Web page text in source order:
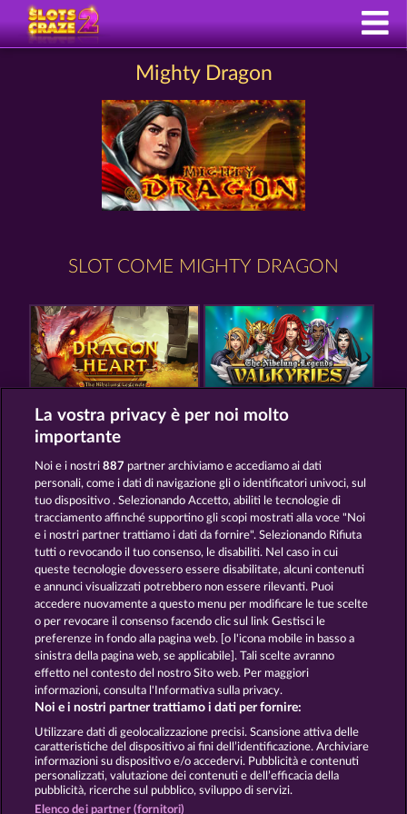
Mighty Dragon
SLOT COME MIGHTY DRAGON
DRAGONHEART THE NIBELUNG LEGENDS
PHANTOMS MIRROR MYSTIC FORCE
Termini e condizioni
Informativa sulla privacy Note legali
Società FAQ Facebook
Invia richiesta di recesso
La vostra privacy è per noi molto
importante
Noi e i nostri887 partner archiviamo e accediamo ai dati
personali, come i dati di navigazione gli o identificatori univoci, sul
tuo dispositivo . Selezionando Accetto, abiliti le tecnologie di
tracciamento affinché supportino gli scopi mostrati alla voce "Noi
e i nostri partner trattiamo i dati da fornire". Selezionando Rifiuta
tutti o revocando il tuo consenso, le disabiliti. Nel caso in cui
queste tecnologie dovessero essere disabilitate, alcuni contenuti
e annunci visualizzati potrebbero non essere rilevanti. Puoi
accedere nuovamente a questo menu per modificare le tue scelte
o per revocare il consenso facendo clic sul link Gestisci le
preferenze in fondo alla pagina web. [o l'icona mobile in basso a
sinistra della pagina web, se applicabile]. Tali scelte avranno
effetto nel contesto del nostro Sito web. Per maggiori
informazioni, consulta l'Informativa sulla privacy.
Noi e i nostri partner trattiamo i dati per fornire:
Utilizzare dati di geolocalizzazione precisi. Scansione attiva delle
caratteristiche del dispositivo ai fini dell’identificazione. Archiviare
informazioni su dispositivo e/o accedervi. Pubblicità e contenuti
personalizzati, valutazione dei contenuti e dell’efficacia della
pubblicità, ricerche sul pubblico, sviluppo di servizi.
Elenco dei partner (fornitori)